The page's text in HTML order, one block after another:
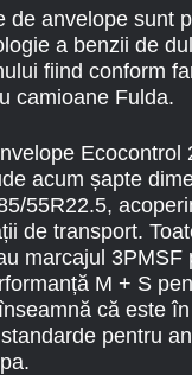
de anvelope sunt
a benzii de
fiind conform
camioane Fulda.
Ecocontrol
acum șapte
55R22.5,
de transport.
marcajul 3PMSF
M + S
că este
pentru